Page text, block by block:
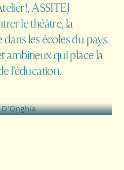
!, ASSITEJ
le théâtre, la
les écoles du pays.
ambitieux qui place la
l’éducation.